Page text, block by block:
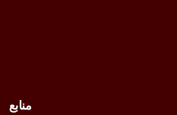
منابع